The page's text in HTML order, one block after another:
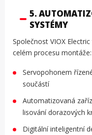
5.
SYSTÉMY
Společnost VIOX
celém procesu montáže:
Servopohonem
součástí
Automatizovaná
lisování dorazových
Digitální inteligentní